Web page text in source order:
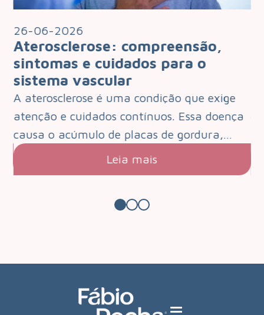
26-06-2026
Aterosclerose: compreensão,
sintomas e cuidados para o
sistema vascular
A aterosclerose é uma condição que exige
atenção e cuidados contínuos. Essa doença
causa o acúmulo de placas de gordura,…
Leia mais